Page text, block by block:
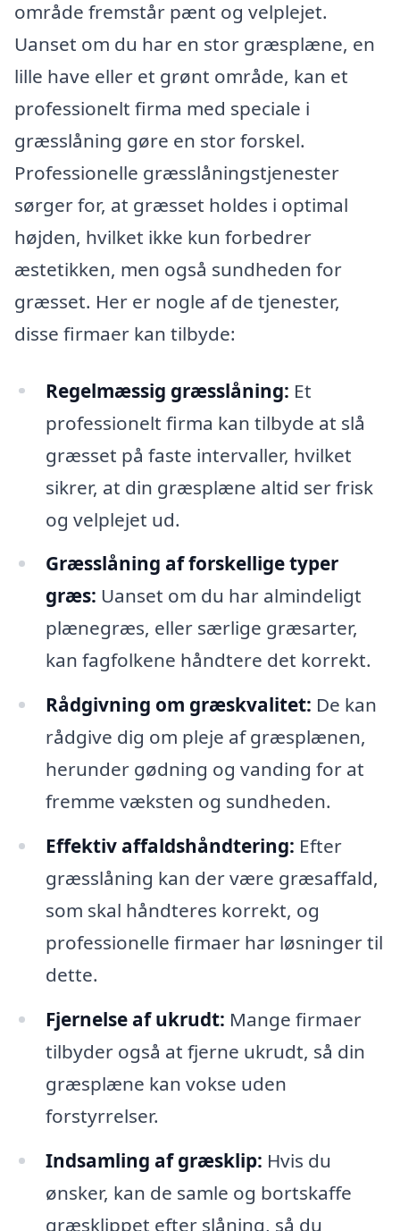
område fremstår pænt og velplejet.
Uanset om du har en stor græsplæne, en
lille have eller et grønt område, kan et
professionelt firma med speciale i
græsslåning gøre en stor forskel.
Professionelle græsslåningstjenester
sørger for, at græsset holdes i optimal
højden, hvilket ikke kun forbedrer
æstetikken, men også sundheden for
græsset. Her er nogle af de tjenester,
disse firmaer kan tilbyde:
Regelmæssig græsslåning: Et
professionelt firma kan tilbyde at slå
græsset på faste intervaller, hvilket
sikrer, at din græsplæne altid ser frisk
og velplejet ud.
Græsslåning af forskellige typer
græs: Uanset om du har almindeligt
plænegræs, eller særlige græsarter,
kan fagfolkene håndtere det korrekt.
Rådgivning om græskvalitet: De kan
rådgive dig om pleje af græsplænen,
herunder gødning og vanding for at
fremme væksten og sundheden.
Effektiv affaldshåndtering: Efter
græsslåning kan der være græsaffald,
som skal håndteres korrekt, og
professionelle firmaer har løsninger til
dette.
Fjernelse af ukrudt: Mange firmaer
tilbyder også at fjerne ukrudt, så din
græsplæne kan vokse uden
forstyrrelser.
Indsamling af græsklip: Hvis du
ønsker, kan de samle og bortskaffe
græsklippet efter slåning, så du